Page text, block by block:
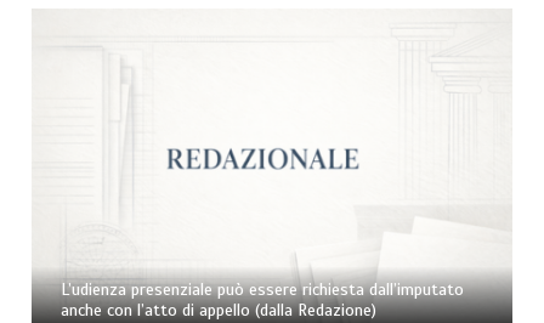
L’udienza presenziale può essere richiesta dall’imputato
anche con l’atto di appello (dalla Redazione)